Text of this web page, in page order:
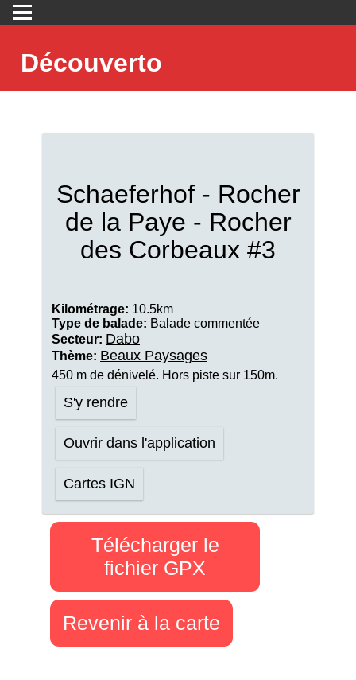
Découverto
Schaeferhof - Rocher
de la Paye - Rocher
des Corbeaux #3
Kilométrage: 10.5km
Type de balade: Balade commentée
Secteur: Dabo
Thème: Beaux Paysages
450 m de dénivelé. Hors piste sur 150m.
S'y rendre
Ouvrir dans l'application
Cartes IGN
Télécharger le
fichier GPX
Revenir à la carte